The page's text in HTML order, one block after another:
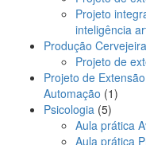
Projeto
inteligência
Produção Cervejeira
Projeto de
Projeto de
Automação 11
Psicologia 55
Aula prática
Aula prática